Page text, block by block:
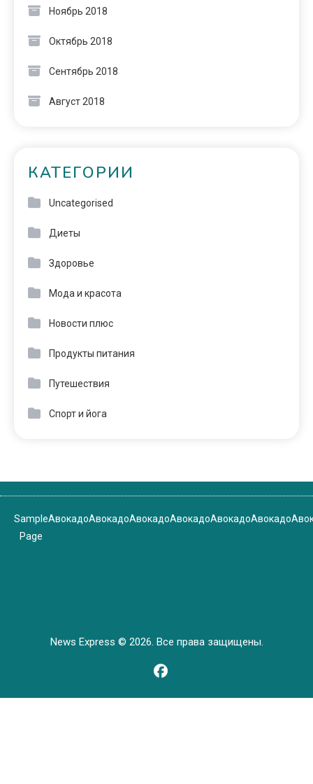
Ноябрь 2018
Октябрь 2018
Сентябрь 2018
Август 2018
КАТЕГОРИИ
Uncategorised
Диеты
Здоровье
Мода и красота
Новости плюс
Продукты питания
Путешествия
Спорт и йога
Sample
Page
АвокадоАвокадоАвокадоАвокадоАвокадоАвокадо
News Express © 2026. Все права защищены.